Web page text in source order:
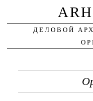
ДЕЛОВОЙ